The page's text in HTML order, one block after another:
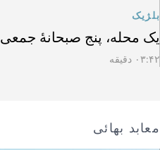
بلژیک
یک محله، پنج صبحانهٔ جمعی
۰۳:۴۲ دقیقه
معابد بهائی